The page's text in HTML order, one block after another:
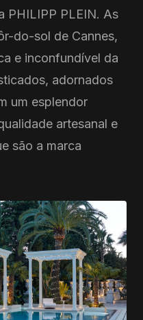
PHILIPP PLEIN. As
do-sol de Cannes,
e inconfundível da
adornados
um esplendor
artesanal e
são a marca